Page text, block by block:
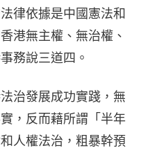
律依據是中國憲法和
港無主權、無治權、
務說三道四。
治發展成功實踐，無
，反而藉所謂「半年
人權法治，粗暴幹預